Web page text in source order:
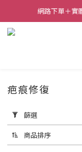
網路下單＋實
用
篩
選
(0/20)
疤痕修復
篩選
商品排序